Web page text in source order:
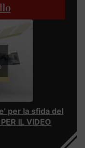
per la sfida del
IL VIDEO